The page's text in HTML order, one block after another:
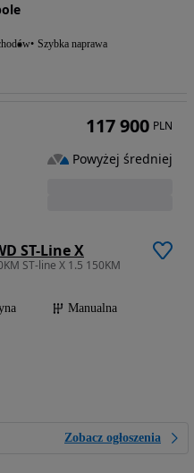
Szybka naprawa
ST-Line X
ST-line X 1.5 150KM
Manualna
Zobacz ogłoszenia
117 900 PLN
Powyżej średniej